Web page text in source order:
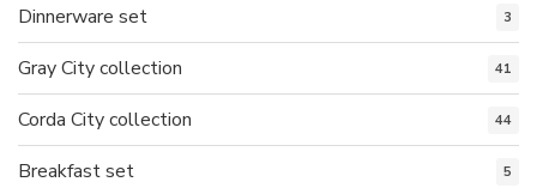
Dinnerware set 3
Gray City collection 41
Corda City collection 44
Breakfast set 5